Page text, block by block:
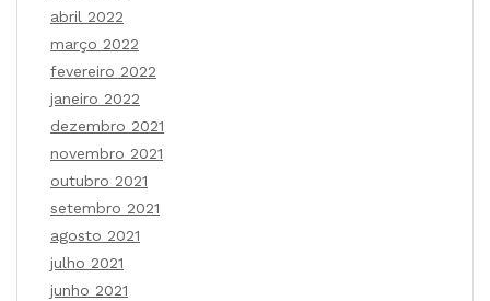
abril 2022
março 2022
fevereiro 2022
janeiro 2022
dezembro 2021
novembro 2021
outubro 2021
setembro 2021
agosto 2021
julho 2021
junho 2021